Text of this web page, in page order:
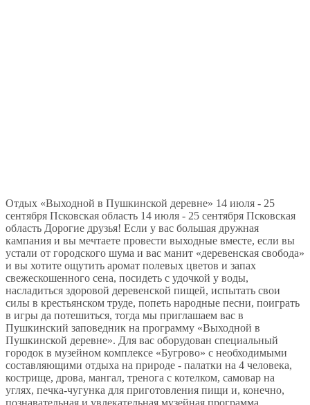
Отдых «Выходной в Пушкинской деревне» 14 июля - 25
сентября Псковская область 14 июля - 25 сентября Псковская
область Дорогие друзья! Если у вас большая дружная
кампания и вы мечтаете провести выходные вместе, если вы
устали от городского шума и вас манит «деревенская свобода»
и вы хотите ощутить аромат полевых цветов и запах
свежескошенного сена, посидеть с удочкой у воды,
насладиться здоровой деревенской пищей, испытать свои
силы в крестьянском труде, попеть народные песни, поиграть
в игры да потешиться, тогда мы приглашаем вас в
Пушкинский заповедник на программу «Выходной в
Пушкинской деревне». Для вас оборудован специальный
городок в музейном комплексе «Бугрово» с необходимыми
составляющими отдыха на природе - палатки на 4 человека,
кострище, дрова, мангал, тренога с котелком, самовар на
углях, печка-чугунка для приготовления пищи и, конечно,
познавательная и увлекательная музейная программа.